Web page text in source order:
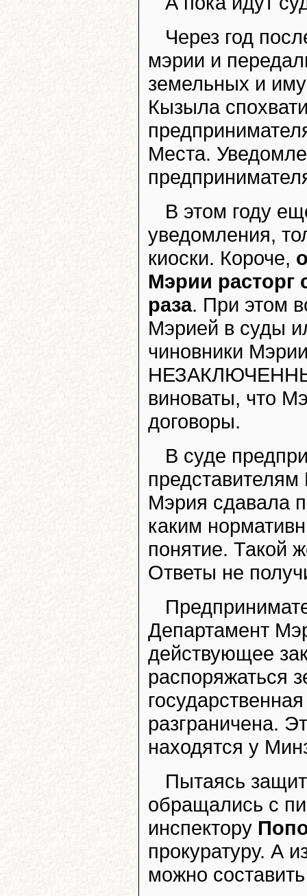
Через год
мэрии и
земельных и
Кызыла
Места.
В этом году
уведомления,
киоски. Короче,
Мэрии расторг
раза. При этом
Мэрией в суды
чиновники
виноваты, что
договоры.
В суде
Мэрия сдавала
каким
понятие. Такой
Ответы не
Департамент
действующее
распоряжаться
разграничена.
находятся у
Пытаясь
обращались с
инспектору
прокуратуру. А
можно